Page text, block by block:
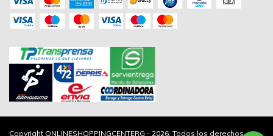
Copyright ONLINESHOPPINGCENTERG - 2026. Todos los derechos